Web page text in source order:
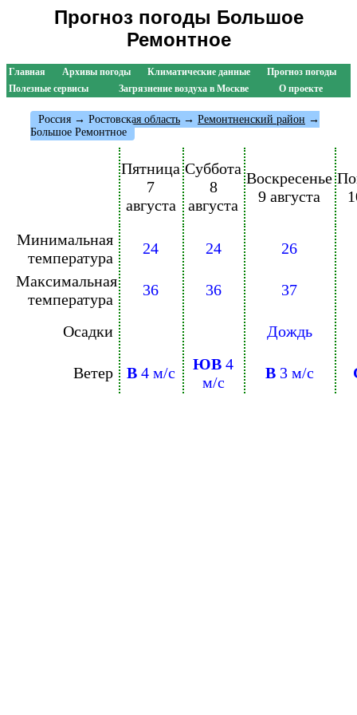
Прогноз погоды Большое
Ремонтное
Главная Архивы погоды Климатические данные
Прогноз погоды
Полезные сервисы
Загрязнение воздуха в Москве О проекте
Россия → Ростовская область → Ремонтненский район →
Большое Ремонтное
Пятница
7
августа
Суббота
8
августа
Воскресенье
9 августа
Минимальная
температура
24 24
26
Максимальная
температура
36 36 37
Осадки Дождь
Ветер В4 м/с ЮВ 4
м/с
В3 м/с